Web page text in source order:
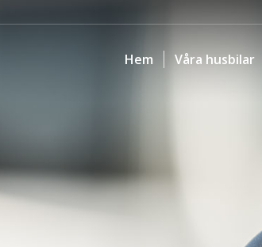
Hem Våra husbilar